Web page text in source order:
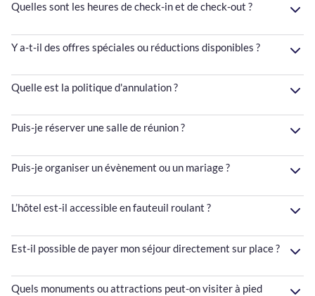
Quelles sont les heures de check-in et de check-out ?
Y a-t-il des offres spéciales ou réductions disponibles ?
Quelle est la politique d'annulation ?
Puis-je réserver une salle de réunion ?
Puis-je organiser un évènement ou un mariage ?
L’hôtel est-il accessible en fauteuil roulant ?
Est-il possible de payer mon séjour directement sur place ?
Quels monuments ou attractions peut-on visiter à pied